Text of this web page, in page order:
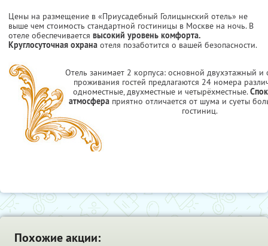
Цены на размещение в «Приусадебный Голицынский отель» не
выше чем стоимость стандартной гостиницы в Москве на ночь. В
отеле обеспечивается высокий уровень комфорта.
Круглосуточная охрана отеля позаботится о вашей безопасности.
Отель занимает 2 корпуса: основной двухэтажный
проживания гостей предлагаются 24 номера
одноместные, двухместные и четырёхместные.
атмосфераприятно отличается от шума и суеты
гостиниц.
Похожие акции: